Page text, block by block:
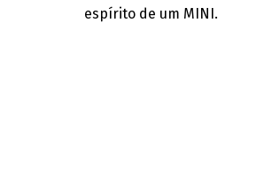
espírito de um MINI.